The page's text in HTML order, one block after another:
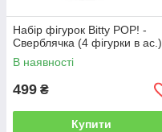
Набір фігурок Bitty POP! -
Сверблячка (4 фігурки в ас.)
В наявності
499 ₴
Купити